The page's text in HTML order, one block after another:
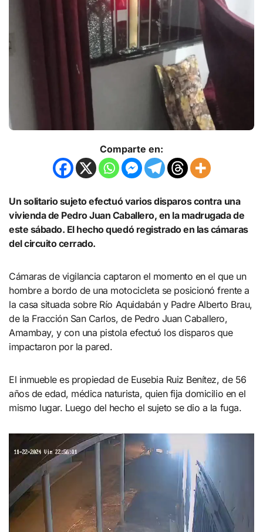
Comparte en:
Un solitario sujeto efectuó varios disparos contra una
vivienda de Pedro Juan Caballero, en la madrugada de
este sábado. El hecho quedó registrado en las cámaras
del circuito cerrado.
Cámaras de vigilancia captaron el momento en el que un
hombre a bordo de una motocicleta se posicionó frente a
la casa situada sobre Río Aquidabán y Padre Alberto Brau,
de la Fracción San Carlos, de Pedro Juan Caballero,
Amambay, y con una pistola efectuó los disparos que
impactaron por la pared.
El inmueble es propiedad de Eusebia Ruiz Benítez, de 56
años de edad, médica naturista, quien fija domicilio en el
mismo lugar. Luego del hecho el sujeto se dio a la fuga.
Reproductor
de